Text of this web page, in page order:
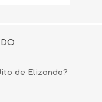
de Elizondo?